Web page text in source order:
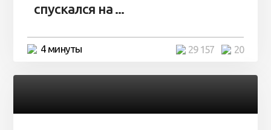
спускался на ...
4 минуты 20
29 157